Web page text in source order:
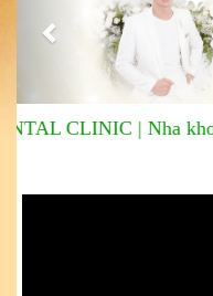
CLINIC |Nha